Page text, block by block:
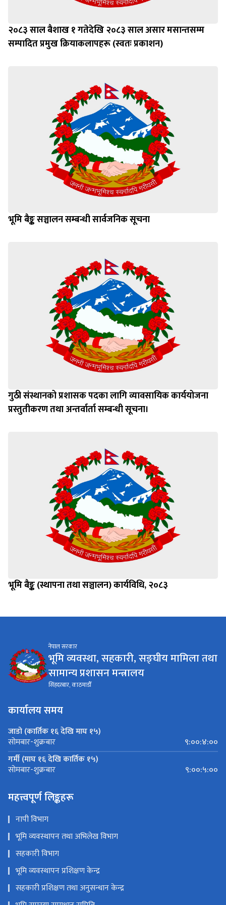
२०८३ साल बैशाख १ गतेदेखि २०८३ साल असार मसान्तसम्म
सम्पादित प्रमुख क्रियाकलापहरू (स्वतः प्रकाशन)
भूमि बैङ्क सञ्चालन सम्बन्धी सार्वजनिक सूचना
गुठी संस्थानको प्रशासक पदका लागि व्यावसायिक कार्ययोजना
प्रस्तुतीकरण तथा अन्तर्वार्ता सम्बन्धी सूचना।
भूमि बैङ्क (स्थापना तथा सञ्चालन) कार्यविधि, २०८३
नेपाल सरकार
भूमि व्यवस्था, सहकारी, सङ्घीय मामिला तथा
सामान्य प्रशासन मन्त्रालय
सिंहदरबार, काठमाडौँ
कार्यालय समय
जाडो (कार्तिक १६ देखि माघ १५)
सोमबार-शुक्रबार
९:००:४:००
गर्मी (माघ १६ देखि कार्तिक १५)
सोमबार-शुक्रबार ९:००:५:००
महत्त्वपूर्ण लिङ्कहरू
नापी विभाग
भूमि व्यवस्थापन तथा अभिलेख विभाग
सहकारी विभाग
भूमि व्यवस्थापन प्रशिक्षण केन्द्र
सहकारी प्रशिक्षण तथा अनुसन्धान केन्द्र